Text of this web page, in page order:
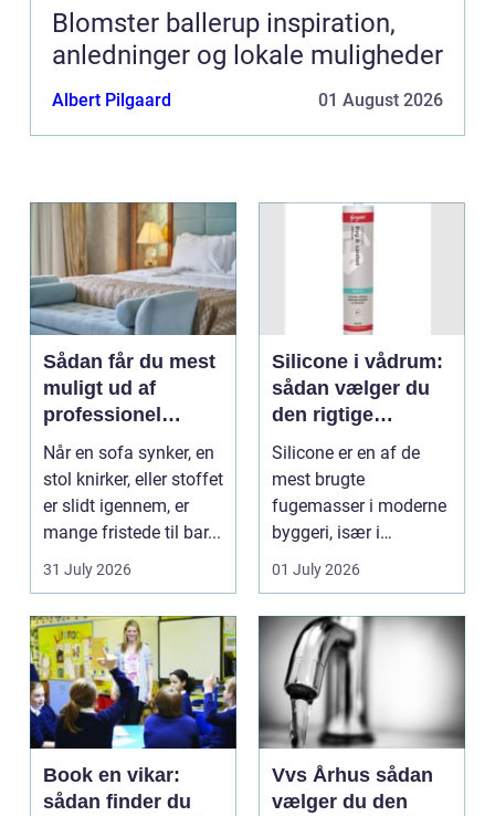
Blomster ballerup inspiration,
anledninger og lokale muligheder
Albert Pilgaard 01 August 2026
Sådan får du mest
muligt ud af
professionel
møbelpolstring
Når en sofa synker, en
stol knirker, eller stoffet
er slidt igennem, er
mange fristede til bar...
31 July 2026
Silicone i vådrum:
sådan vælger du
den rigtige
fugemasse
Silicone er en af de
mest brugte
fugemasser i moderne
byggeri, især i
badeværelser,
køkkener og andr...
01 July 2026
Book en vikar:
sådan finder du
Vvs Århus sådan
vælger du den